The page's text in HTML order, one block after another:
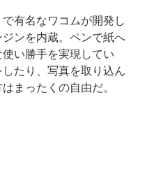
有名なワコムが開発し
ンを内蔵。ペンで紙へ
い勝手を実現してい
たり、写真を取り込ん
まったくの自由だ。